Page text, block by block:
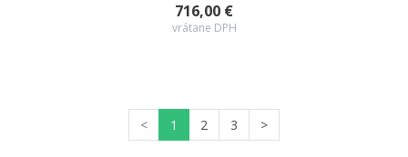
716,00 €
vrátane DPH
< 1 2 3 >